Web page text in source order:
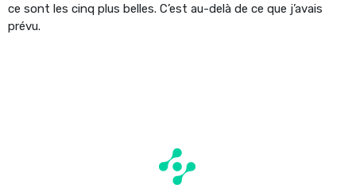
ce sont les cinq plus belles. C’est au-delà de ce que j’avais
prévu.